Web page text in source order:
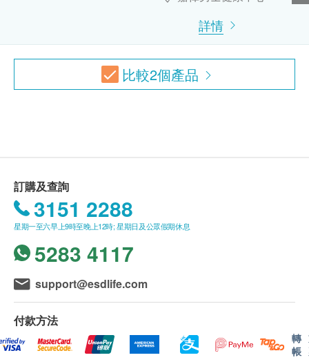
衣原體抗體
生殖支原體
陰道加德納菌
陰道毛滴蟲
淋病奈瑟菌
報告
（不包括新冠疫苗相關計劃）：
一般疫苗注射服務計劃有效期為6個月，客戶必須
於6個月內 (由確認付款日期起計) 接受有關服務，
使用長者醫療券
如希望使用長者醫療券進行支付，請在訂購前先聯絡
健康網購，以便我們為您做出相應的安排。
免責聲明：
所有健康檢查/服務並非作為醫務診斷或治療用
途。當閣下身體健康出現任何疾病徵兆時，應立即
諮詢有認可資格的醫生，作出診斷及治療。
本服務/產品由商戶提供。生活易【健康網購
health.ESDlife】並沒有經營或提供本服務/產品。
詳情
比較2個產品
訂購及查詢
3151 2288
星期一至六早上9時至晚上12時; 星期日及公眾假期休息
5283 4117
support@esdlife.com
付款方法
轉
帳